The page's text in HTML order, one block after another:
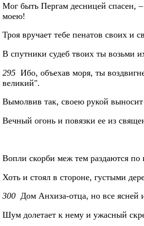
Мог быть Пергам десницей спасен,
моею!
Троя вручает тебе пенатов своих и
В спутники судеб твоих ты возьми
295 Ибо, объехав моря, ты
великий".
Вымолвив так, своею рукой выносит
Вечный огонь и повязки ее из
Вопли скорби меж тем раздаются по
Хоть и стоял в стороне, густыми
300 Дом Анхиза-отца, но все ясней
Шум долетает к нему и ужасный